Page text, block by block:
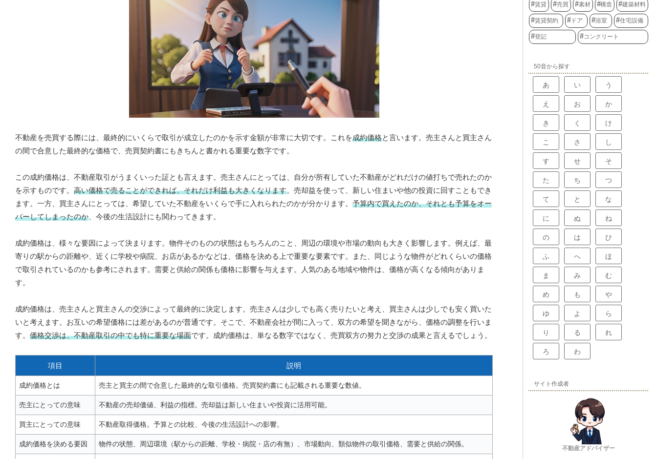
不動産を売買する際には、最終的にいくらで取引が成立したのかを示す金額が非常に大切です。これを成約価格と言います。売主さんと買主さん
の間で合意した最終的な価格で、売買契約書にもきちんと書かれる重要な数字です。
この成約価格は、不動産取引がうまくいった証とも言えます。売主さんにとっては、自分が所有していた不動産がどれだけの値打ちで売れたのか
を示すものです。 高い価格で売ることができれば、それだけ利益も大きくなります。売却益を使って、新しい住まいや他の投資に回すこともでき
ます。一方、買主さんにとっては、希望していた不動産をいくらで手に入れられたのかが分かります。 予算内で買えたのか、それとも予算をオー
バーしてしまったのか 、今後の生活設計にも関わってきます。
成約価格は、様々な要因によって決まります。物件そのものの状態はもちろんのこと、周辺の環境や市場の動向も大きく影響します。例えば、最
寄りの駅からの距離や、近くに学校や病院、お店があるかなどは、価格を決める上で重要な要素です。また、同じような物件がどれくらいの価格
で取引されているのかも参考にされます。需要と供給の関係も価格に影響を与えます。人気のある地域や物件は、価格が高くなる傾向がありま
す。
成約価格は、売主さんと買主さんの交渉によって最終的に決定します。売主さんは少しでも高く売りたいと考え、買主さんは少しでも安く買いた
いと考えます。お互いの希望価格には差があるのが普通です。そこで、不動産会社が間に入って、双方の希望を聞きながら、価格の調整を行いま
す。 価格交渉は、不動産取引の中でも特に重要な場面です。成約価格は、単なる数字ではなく、売買双方の努力と交渉の成果と言えるでしょう。
項目 説明
成約価格とは 売主と買主の間で合意した最終的な取引価格。売買契約書にも記載される重要な数値。
売主にとっての意味 不動産の売却価値、利益の指標。売却益は新しい住まいや投資に活用可能。
買主にとっての意味 不動産取得価格。予算との比較、今後の生活設計への影響。
成約価格を決める要因 物件の状態、周辺環境（駅からの距離、学校・病院・店の有無）、市場動向、類似物件の取引価格、需要と供給の関係。
賃貸 売買 素材 構造 建築材料
賃貸契約 ドア 浴室 住宅設備
登記 コンクリート
50音から探す
あ い う
え お か
き く け
こ さ し
す せ そ
た ち つ
て と な
に ぬ ね
の は ひ
ふ へ ほ
ま み む
め も や
ゆ よ ら
り る れ
ろ わ
サイト作成者
不動産アドバイザー